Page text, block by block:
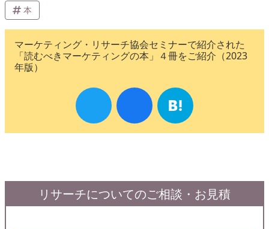
本
マーケティング・リサーチ協会セミナーで紹介された
「読むべきマーケティングの本」４冊をご紹介（2023
年版）
リサーチについてのご相談・お見積